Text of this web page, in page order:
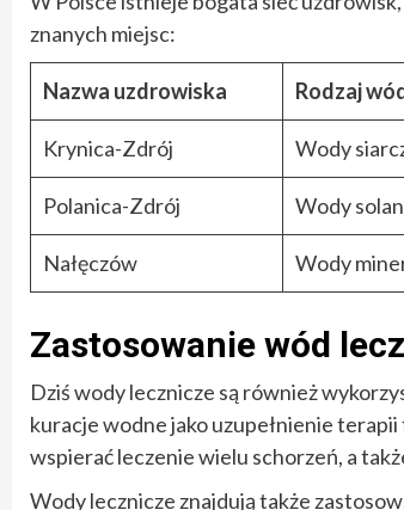
znanych miejsc:
Nazwa uzdrowiska Rodzaj
Krynica-Zdrój Wody
Polanica-Zdrój Wody
Nałęczów Wody
Zastosowanie wód
Dziś wody lecznicze są również
kuracje wodne jako uzupełnienie
wspierać leczenie wielu schorzeń, a
Wody lecznicze znajdują także